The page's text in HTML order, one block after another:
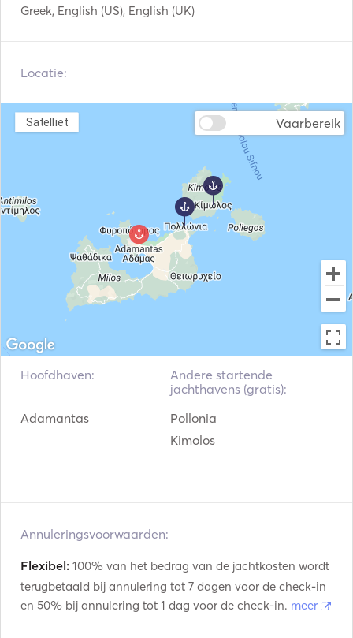
Navigatie Systeem
Greek, English (US), English (UK)
Locatie:
Vaarbereik
Satelliet
Hoofdhaven:
Adamantas
Andere startende
jachthavens (gratis):
Pollonia
Kimolos
Annuleringsvoorwaarden:
Flexibel: 100% van het bedrag van de jachtkosten wordt
terugbetaald bij annulering tot 7 dagen voor de check-in
en 50% bij annulering tot 1 dag voor de check-in. meer